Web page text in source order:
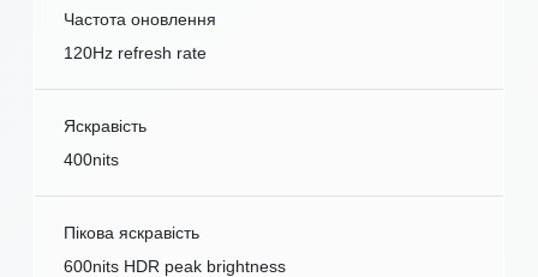
Частота оновлення
120Hz refresh rate
Яскравість
400nits
Пікова яскравість
600nits HDR peak brightness